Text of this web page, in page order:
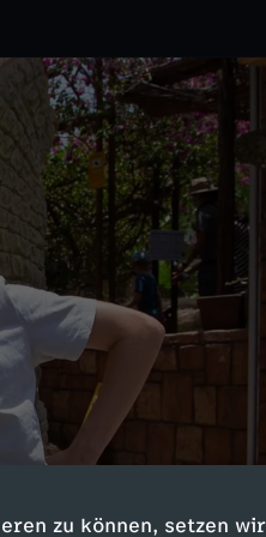
zu können, setzen wir